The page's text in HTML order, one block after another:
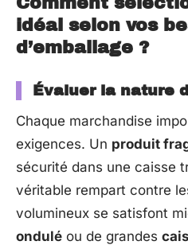
idéal selon vos
d’emballage ?
Évaluer la nature
Chaque marchandise
exigences. Un produit
sécurité dans une caisse
véritable rempart contre
volumineux se satisfont
ondulé ou de grandes